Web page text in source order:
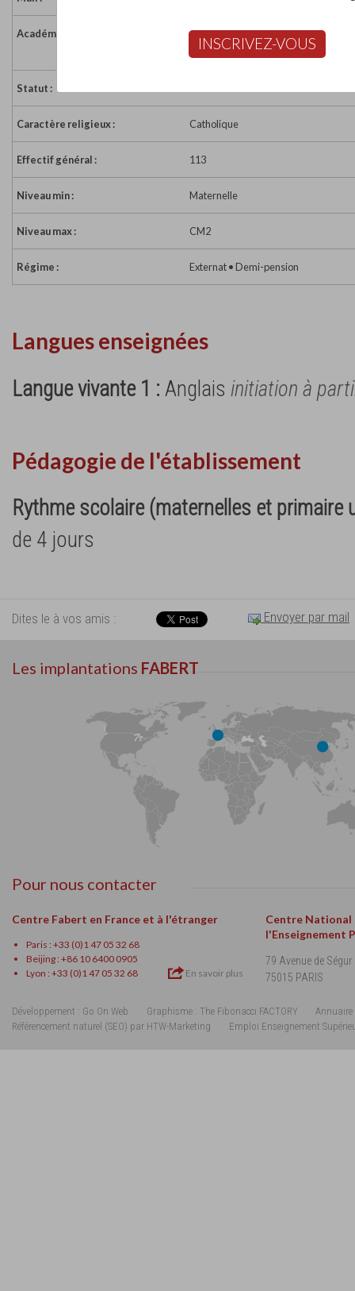
Académie :
Académie de Poitiers
Académie de Poitiers sur
Statut :
Caractère religieux : Catholique
Effectif général : 113
Niveau min : Maternelle
Niveau max : CM2
Régime : Externat • Demi-pension
Langues enseignées
Langue vivante 1 :Anglais initiation à
Pédagogie de l'établissement
Rythme scolaire (maternelles et primaire
de 4 jours
Dites le à vos amis : Envoyer par mail
Les implantations FABERT
Pour nous contacter
Centre Fabert en France et à l'étranger
Paris : +33 (0)1 47 05 32 68
Beijing : +86 10 6400 0905
Lyon : +33 (0)1 47 05 32 68
En savoir plus
Centre National
l'Enseignement
79 Avenue de Ségur
75015 PARIS
Développement : Go On Web Graphisme : The Fibonacci FACTORY
Annuaire
Référencement naturel (SEO) par HTW-Marketing
Emploi Enseignement
INSCRIVEZ-VOUS